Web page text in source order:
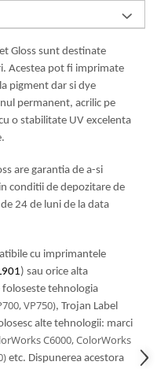
Gloss sunt destinate
Acestea pot fi imprimate
pigment dar si dye
permanent, acrilic pe
o stabilitate UV excelenta
are garantia de a-si
conditii de depozitare de
24 de luni de la data
cu imprimantele
) sau orice alta
tehnologia
VP750), Trojan Label
alte tehnologii: marci
C6000, ColorWorks
etc. Dispunerea acestora